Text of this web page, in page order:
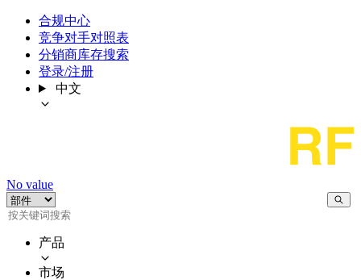
合规中心
竞争对手对照表
分销商库存搜索
登录/注册
中文
No value
产品
市场